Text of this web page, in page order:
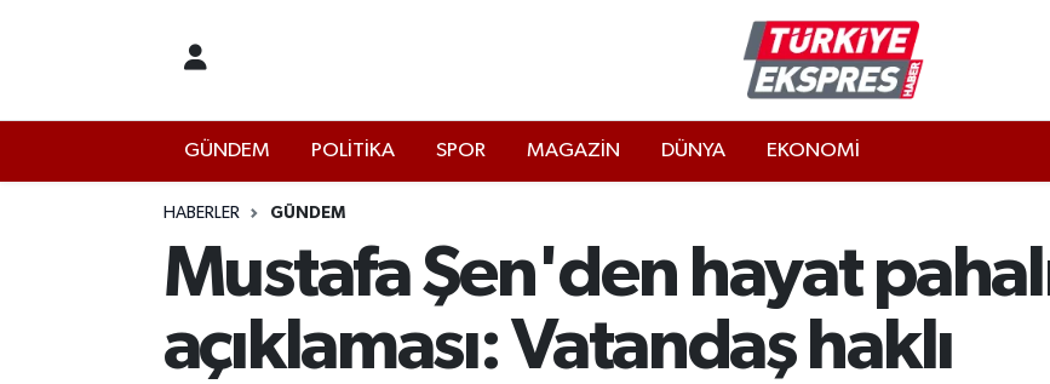
GÜNDEM POLİTİKA SPOR MAGAZİN DÜNYA EKONOMİ
HABERLER GÜNDEM
Mustafa Şen'den hayat
açıklaması: Vatandaş haklı
İstanbul Hava Durumu
İstanbul Namaz Vakitleri
İstanbul Trafik Yoğunluk Haritası
Süper Lig Puan Durumu ve Fikstür